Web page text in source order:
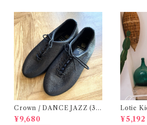
Crown / DANCE JAZZ (3:2
2cm / 6:24-24,5 ) Black
¥9,680
Lotie
(12m-
¥5,192